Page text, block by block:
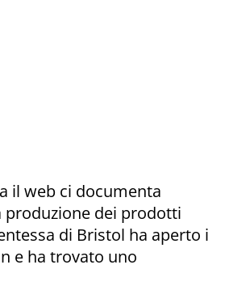
il web ci documenta
produzione dei prodotti
di Bristol ha aperto i
e ha trovato uno